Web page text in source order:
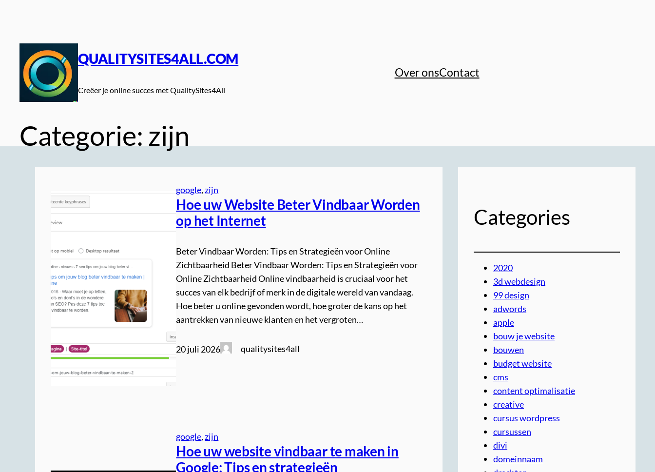
QUALITYSITES4ALL.COM
Creëer je online succes met QualitySites4All
Over onsContact
Categorie: zijn
google, zijn
Hoe uw Website Beter Vindbaar Worden
op het Internet
Beter Vindbaar Worden: Tips en Strategieën voor Online
Zichtbaarheid Beter Vindbaar Worden: Tips en Strategieën voor
Online Zichtbaarheid Online vindbaarheid is cruciaal voor het
succes van elk bedrijf of merk in de digitale wereld van vandaag.
Hoe beter u online gevonden wordt, hoe groter de kans op het
aantrekken van nieuwe klanten en het vergroten…
20 juli 2026 qualitysites4all
google, zijn
Hoe uw website vindbaar te maken in
Google: Tips en strategieën
Categories
2020
3d webdesign
99 design
adwords
apple
bouw je website
bouwen
budget website
cms
content optimalisatie
creative
cursus wordpress
cursussen
divi
domeinnaam